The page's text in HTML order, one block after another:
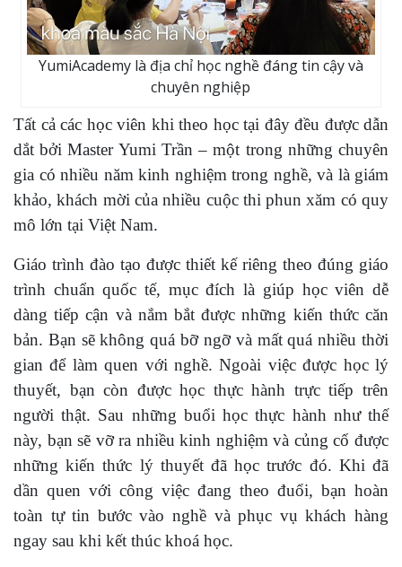
YumiAcademy là địa chỉ học nghề đáng tin cậy và
chuyên nghiệp
Tất cả các học viên khi theo học tại đây đều được dẫn
dắt bởi Master Yumi Trần – một trong những chuyên
gia có nhiều năm kinh nghiệm trong nghề, và là giám
khảo, khách mời của nhiều cuộc thi phun xăm có quy
mô lớn tại Việt Nam.
Giáo trình đào tạo được thiết kế riêng theo đúng giáo
trình chuẩn quốc tế, mục đích là giúp học viên dễ
dàng tiếp cận và nắm bắt được những kiến thức căn
bản. Bạn sẽ không quá bỡ ngỡ và mất quá nhiều thời
gian để làm quen với nghề. Ngoài việc được học lý
thuyết, bạn còn được học thực hành trực tiếp trên
người thật. Sau những buổi học thực hành như thế
này, bạn sẽ vỡ ra nhiều kinh nghiệm và củng cố được
những kiến thức lý thuyết đã học trước đó. Khi đã
dần quen với công việc đang theo đuổi, bạn hoàn
toàn tự tin bước vào nghề và phục vụ khách hàng
ngay sau khi kết thúc khoá học.